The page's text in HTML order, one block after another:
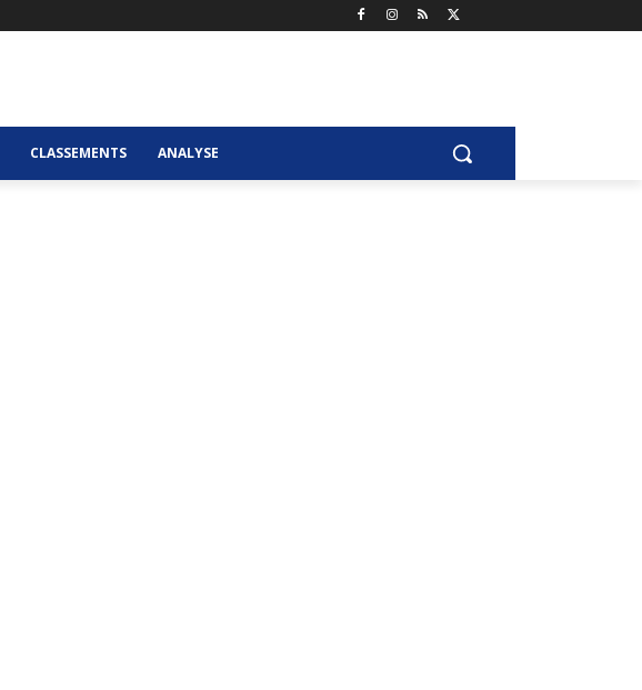
CLASSEMENTS ANALYSE